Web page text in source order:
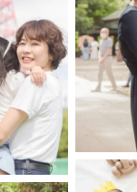
の想いをすくい取れ
撮影になるように、
い、そんな日になるよ
を集めて、シャッタ